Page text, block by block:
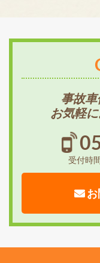
事故
お気軽
受付時
お